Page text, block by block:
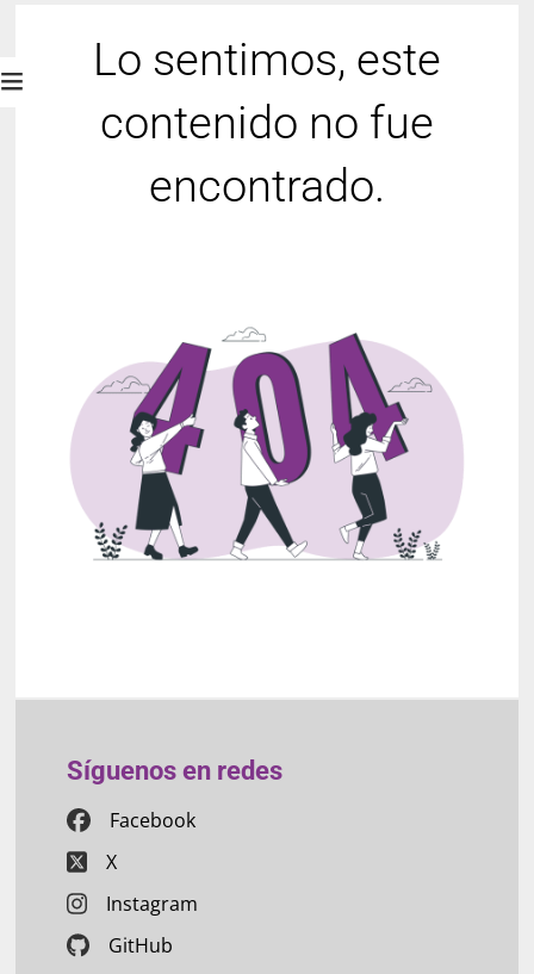
Lo sentimos, este
contenido no fue
encontrado.
Síguenos en redes
Facebook
X
Instagram
GitHub